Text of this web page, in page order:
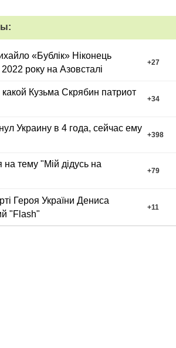
«Бублік» Ніконець
загинув 14 травня 2022 року на Азовсталі
+27
Кузьма Скрябин патриот
+34
Украину в 4 года, сейчас ему
+398
тему "Мій дідусь на
+79
Героя України Дениса
"Flash"
+11